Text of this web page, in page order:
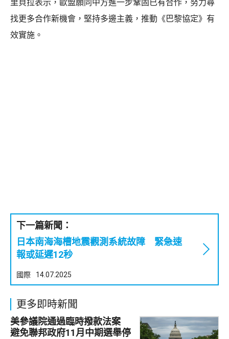
里貝拉表示，歐盟願同中方進一步鞏固已有合作，努力尋
找更多合作新機會，堅持多邊主義，推動《巴黎協定》有
效實施。
下一篇新聞：
日本南海海槽地震觀測系統故障 緊急速
報或延遲12秒
國際 14.07.2025
更多即時新聞
美參議院通過臨時撥款法案
避免聯邦政府11月中期選舉停